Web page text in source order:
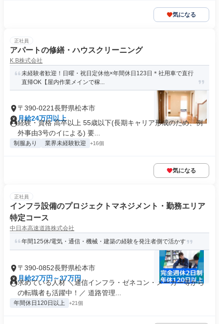
気になる
正社員
アパートの修繕・ハウスクリーニング
K.B株式会社
未経験者歓迎！日曜・祝日定休他×年間休日123日＊社用車で直行
直帰OK【屋内作業メインで稼...
〒390-0221長野県松本市
月給24万円以上
経験・資格 高卒以上 55歳以下(長期キャリア形成のため、例
外事由3号のイによる) 要...
制服あり 業界未経験歓迎 +16個
気になる
正社員
インフラ設備のプロジェクトマネジメント・勤務エリア
特定コース
中日本高速道路株式会社
年間125休/電気・通信・機械・建築の経験を発注者側で活かす
〒390-0852長野県松本市
月給27万円～37万円
求めている人材 ＼通信インフラ・ゼネコン・メーカー等から
の転職者も活躍中！／ 道路管理...
年間休日120日以上 +21個